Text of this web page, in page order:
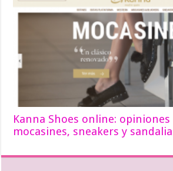
Kanna Shoes online: opiniones
mocasines, sneakers y